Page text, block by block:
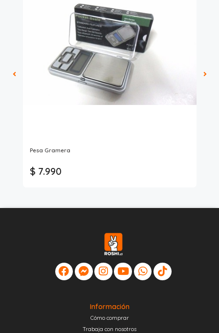
Pesa Gramera
$ 7.990
Información
Cómo comprar
Trabaja con nosotros